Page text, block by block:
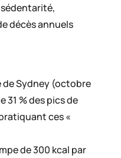
décès annuels
de Sydney (octobre
31 % des pics de
ces «
de 300 kcal par